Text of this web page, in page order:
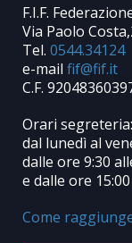
F.I.F.
Via Paolo
Tel. 0544.34124
e-mail
C.F.
Orari segreteria:
dal lunedì al
dalle ore 9:30
e dalle ore
Come